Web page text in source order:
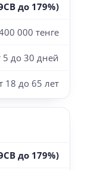
до 179%)
000 тенге
5 до 30 дней
18 до 65 лет
до 179%)